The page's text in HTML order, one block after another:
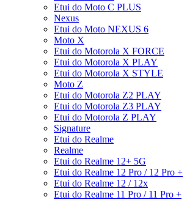
Etui do Moto C PLUS
Nexus
Etui do Moto NEXUS 6
Moto X
Etui do Motorola X FORCE
Etui do Motorola X PLAY
Etui do Motorola X STYLE
Moto Z
Etui do Motorola Z2 PLAY
Etui do Motorola Z3 PLAY
Etui do Motorola Z PLAY
Signature
Etui do Realme
Realme
Etui do Realme 12+ 5G
Etui do Realme 12 Pro / 12 Pro +
Etui do Realme 12 / 12x
Etui do Realme 11 Pro / 11 Pro +